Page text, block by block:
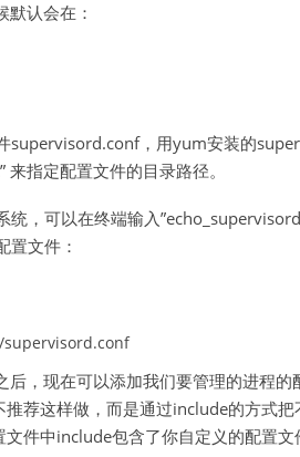
认会在：
supervisord.conf，用yum安装的
指定配置文件的目录路径。
统，可以在终端输入
置文件：
/supervisord.conf
，现在可以添加我们要管理的进程
荐这样做，而是通过include的方式把
件中include包含了你自定义的配置文